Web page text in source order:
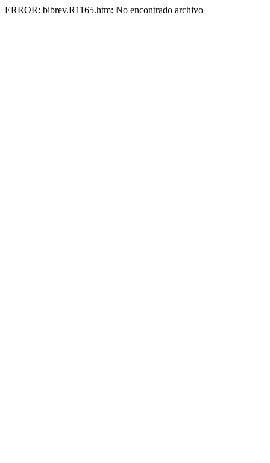
ERROR: bibrev.R1165.htm: No encontrado archivo